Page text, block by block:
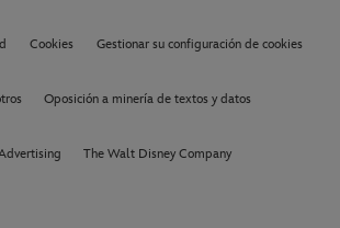
Cookies Gestionar su configuración de cookies
Oposición a minería de textos y datos
The Walt Disney Company